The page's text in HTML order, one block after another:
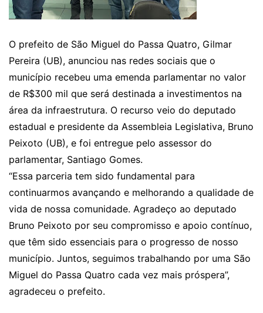
O prefeito de São Miguel do Passa Quatro, Gilmar
Pereira (UB), anunciou nas redes sociais que o
município recebeu uma emenda parlamentar no valor
de R$300 mil que será destinada a investimentos na
área da infraestrutura. O recurso veio do deputado
estadual e presidente da Assembleia Legislativa, Bruno
Peixoto (UB), e foi entregue pelo assessor do
parlamentar, Santiago Gomes.
“Essa parceria tem sido fundamental para
continuarmos avançando e melhorando a qualidade de
vida de nossa comunidade. Agradeço ao deputado
Bruno Peixoto por seu compromisso e apoio contínuo,
que têm sido essenciais para o progresso de nosso
município. Juntos, seguimos trabalhando por uma São
Miguel do Passa Quatro cada vez mais próspera”,
agradeceu o prefeito.